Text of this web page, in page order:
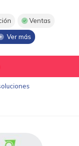
Ventas
Ver más